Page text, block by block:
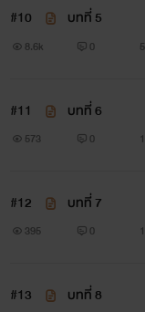
#10 บทที่ 5
8.6k 0
#11 บทที่ 6
573 0
#12 บทที่ 7
395 0
#13 บทที่ 8